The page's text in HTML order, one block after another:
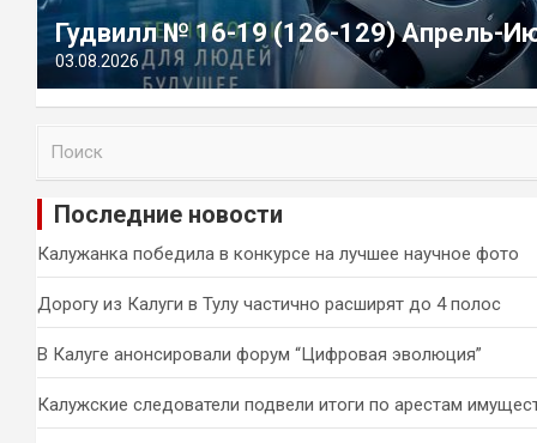
Гудвилл № 16-19 (126-129) Апрель-
03.08.2026
и
Последние новости
Калужанка победила в конкурсе на лучшее научное фото
Дорогу из Калуги в Тулу частично расширят до 4 полос
В Калуге анонсировали форум “Цифровая эволюция”
Калужские следователи подвели итоги по арестам